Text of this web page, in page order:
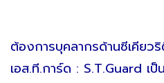
ต้องการบุคลากรด้านซีเคียว
เอส.ที.การ์ด : S.T.Guard เ